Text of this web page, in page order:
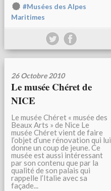
#Musées des Alpes
Maritimes
26 Octobre 2010
Le musée Chéret de
NICE
Le musée Chéret « musée des
Beaux Arts » de Nice Le
musée Chéret vient de faire
l’objet d’une rénovation qui lui
donne un coup de jeune. Ce
musée est aussi intéressant
par son contenu que par la
qualité de son palais qui
rappelle l’Italie avec sa
façade...